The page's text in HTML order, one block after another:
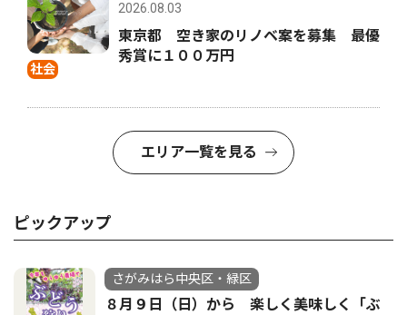
社会
2026.08.03
東京都 空き家のリノベ案を募集 最優
秀賞に１００万円
エリア一覧を見る
ピックアップ
さがみはら中央区・緑区
８月９日（日）から 楽しく美味しく「ぶ